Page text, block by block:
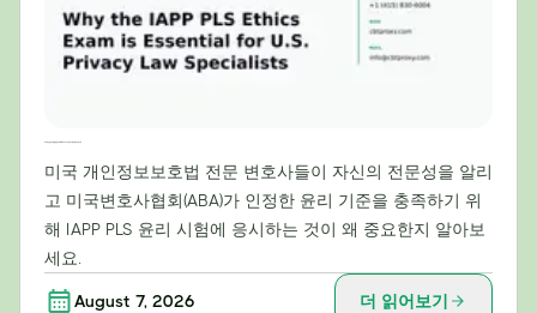
미국 개인정보보호법 전문 변호사들이 자신의 전문성을 알리
고 미국변호사협회(ABA)가 인정한 윤리 기준을 충족하기 위
해 IAPP PLS 윤리 시험에 응시하는 것이 왜 중요한지 알아보
세요.
August 7, 2026 더 읽어보기